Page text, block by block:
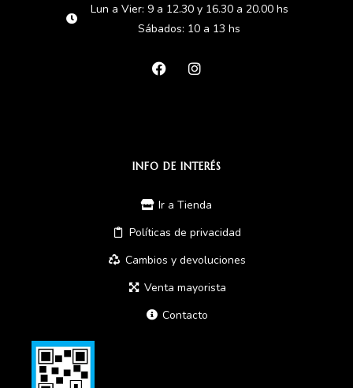
Lun a Vier: 9 a 12.30 y 16.30 a 20.00 hs
Sábados: 10 a 13 hs
INFO DE INTERÉS
Ir a Tienda
Políticas de privacidad
Cambios y devoluciones
Venta mayorista
Contacto